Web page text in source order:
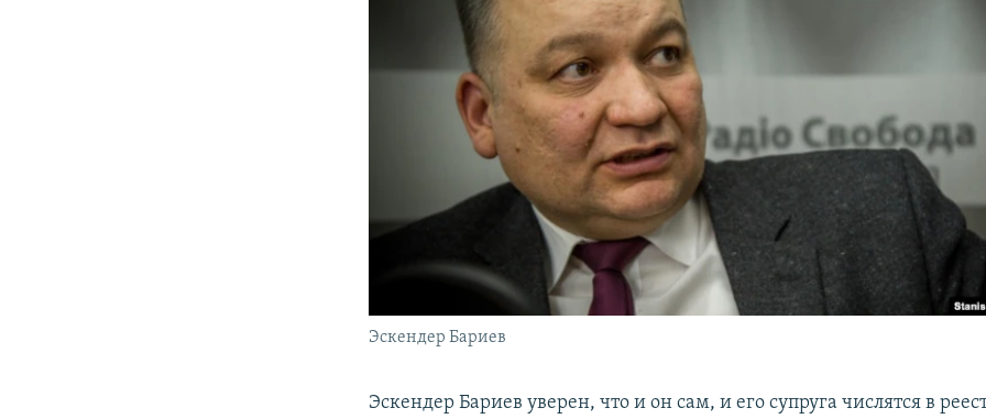
Эскендер Бариев
​Эскендер Бариев уверен, что и он сам, и его супруга числятся в